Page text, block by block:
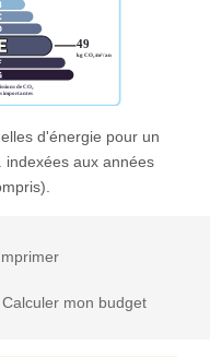
d'énergie pour un
indexées aux années
Calculer mon budget